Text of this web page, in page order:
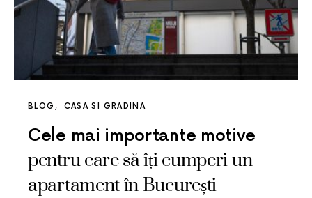
BLOG CASA SI GRADINA
Cele mai importante motive
pentru care să îți cumperi un
apartament în București